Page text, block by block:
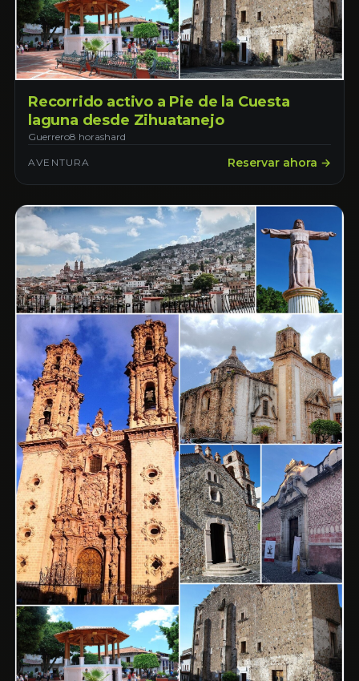
Recorrido activo a Pie de la Cuesta
laguna desde Zihuatanejo
Guerrero8 horashard
AVENTURA Reservar ahora →